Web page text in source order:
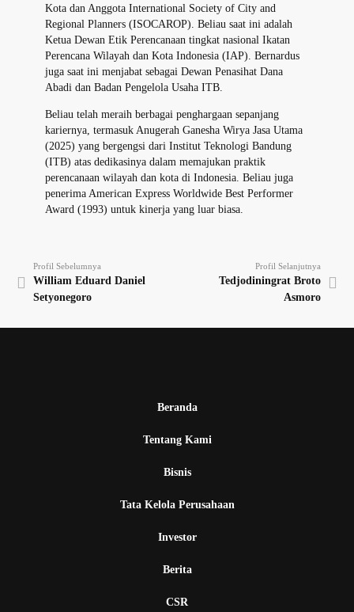
Kota dan Anggota International Society of City and
Regional Planners (ISOCAROP). Beliau saat ini adalah
Ketua Dewan Etik Perencanaan tingkat nasional Ikatan
Perencana Wilayah dan Kota Indonesia (IAP). Bernardus
juga saat ini menjabat sebagai Dewan Penasihat Dana
Abadi dan Badan Pengelola Usaha ITB.
Beliau telah meraih berbagai penghargaan sepanjang
kariernya, termasuk Anugerah Ganesha Wirya Jasa Utama
(2025) yang bergengsi dari Institut Teknologi Bandung
(ITB) atas dedikasinya dalam memajukan praktik
perencanaan wilayah dan kota di Indonesia. Beliau juga
penerima American Express Worldwide Best Performer
Award (1993) untuk kinerja yang luar biasa.
Profil Sebelumnya
William Eduard Daniel
Setyonegoro
Profil Selanjutnya
Tedjodiningrat Broto
Asmoro
Beranda
Tentang Kami
Bisnis
Tata Kelola Perusahaan
Investor
Berita
CSR